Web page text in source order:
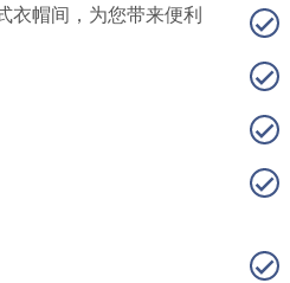
衣帽间，为您带来便利